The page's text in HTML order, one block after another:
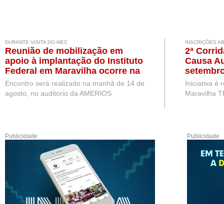
DURANTE VISITA DO MEC
Reunião de mobilização em
apoio à implantação do Instituto
Federal em Maravilha ocorre na
próxima semana, durante visita
de representantes do MEC
Encontro será realizado na manhã de 14 de
agosto, no auditório da AMERIOS
INSCRIÇÕES
2ª
Causa
Iniciativa é
Maravilha
Publicidade Publicidade